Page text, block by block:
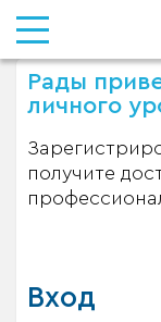
Рады
личного
получите
Вход